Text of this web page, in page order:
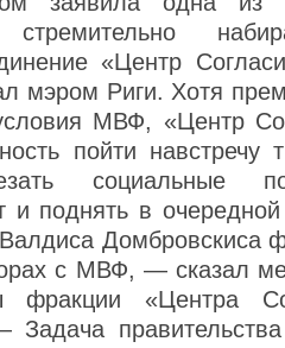
«Центр
мэром Риги. Хотя
МВФ, «Центр
пойти навстречу
социальные
и поднять в
Домбровскиса
с МВФ, — сказал
фракции «Центра